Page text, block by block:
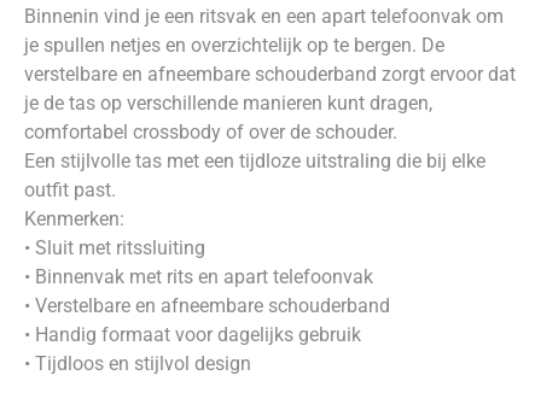
Binnenin vind je een ritsvak en een apart telefoonvak om
je spullen netjes en overzichtelijk op te bergen. De
verstelbare en afneembare schouderband zorgt ervoor dat
je de tas op verschillende manieren kunt dragen,
comfortabel crossbody of over de schouder.
Een stijlvolle tas met een tijdloze uitstraling die bij elke
outfit past.
Kenmerken:
• Sluit met ritssluiting
• Binnenvak met rits en apart telefoonvak
• Verstelbare en afneembare schouderband
• Handig formaat voor dagelijks gebruik
• Tijdloos en stijlvol design